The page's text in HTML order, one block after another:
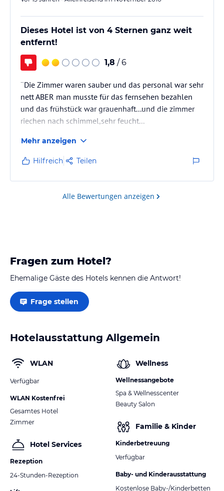
Dieses Hotel ist von 4 Sternen ganz weit
entfernt!
1,8 / 6
¨Die Zimmer waren sauber und das personal war sehr
nett ABER man musste für das fernsehen bezahlen
und das frühstück war grauenhaft...und die zimmer
riechen nach schimmel,sehr feucht...
für den preis die nacht ist das hotel nicht zu
empfehelen,man konnte auch nur im restaurant ins
internet und für das parken wollten sie 28 CHF die
nacht!
Mehr anzeigen
Hilfreich Teilen
Alle Bewertungen anzeigen
Fragen zum Hotel?
Ehemalige Gäste des Hotels kennen die Antwort!
Frage stellen
Hotelausstattung Allgemein
WLAN
Verfügbar
WLAN Kostenfrei
Gesamtes Hotel
Zimmer
Hotel Services
Rezeption
24-Stunden-Rezeption
Wellness
Wellnessangebote
Spa & Wellnesscenter
Beauty Salon
Familie & Kinder
Kinderbetreuung
Verfügbar
Baby- und Kinderausstattung
Kostenlose Baby-/Kinderbetten